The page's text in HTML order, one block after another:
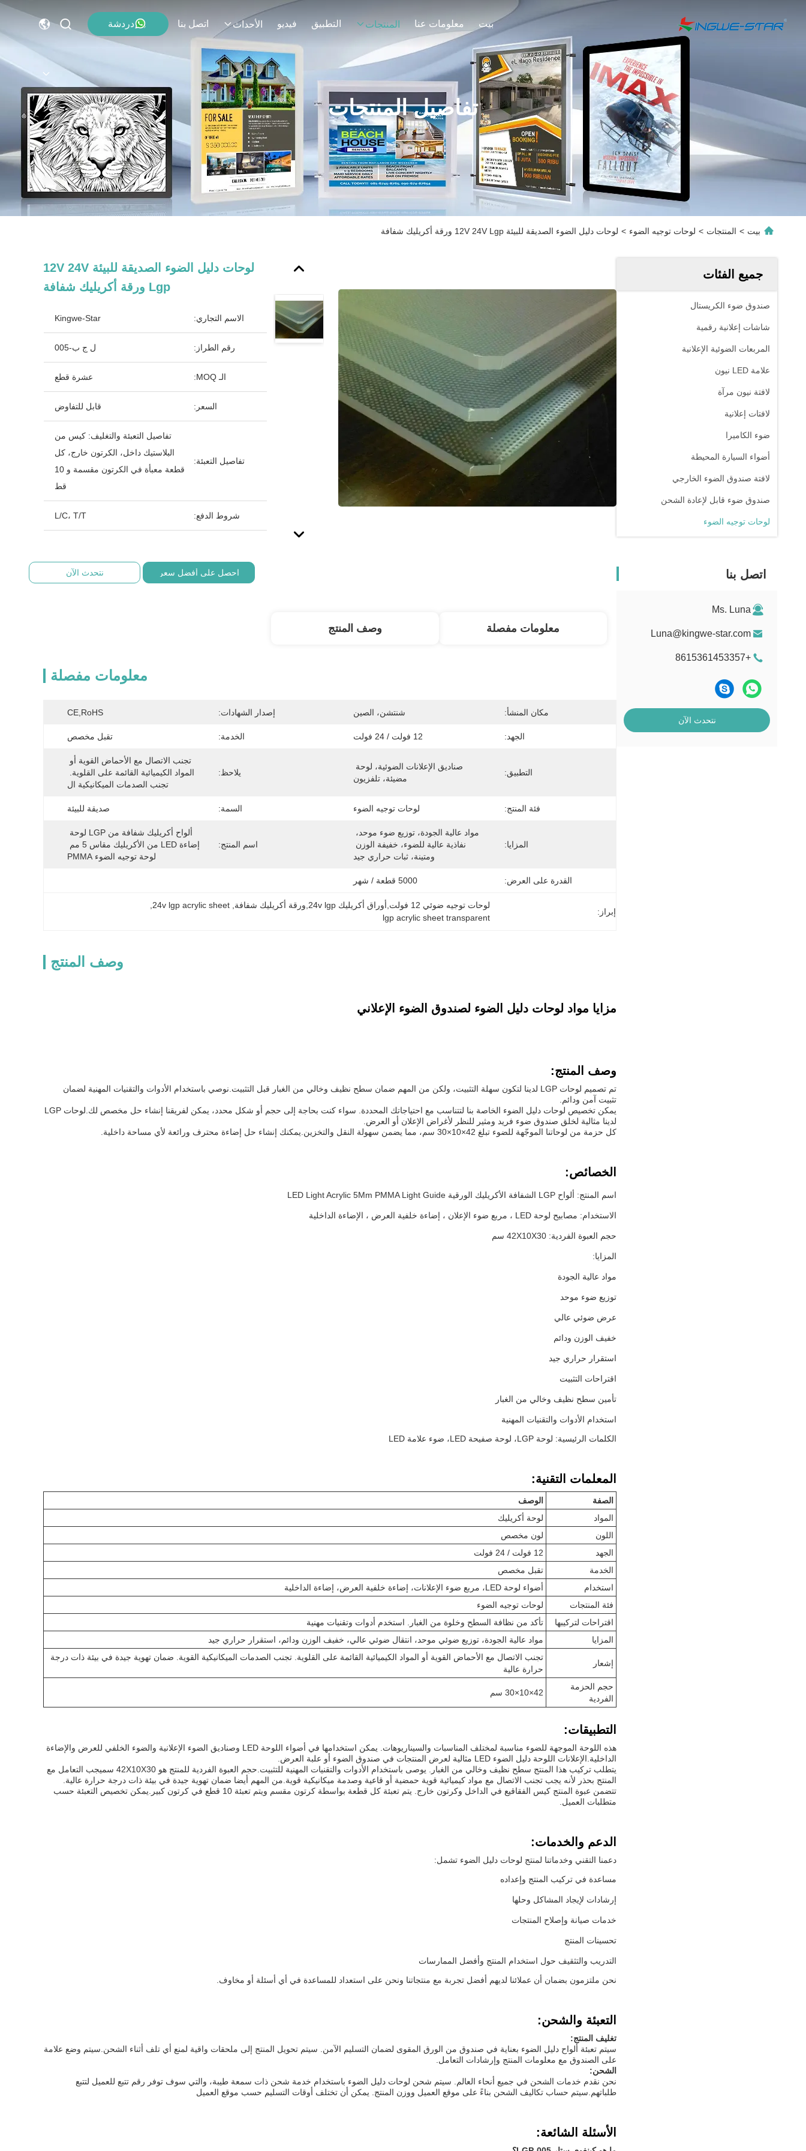
بيت معلومات عنا المنتجات التطبيق فيديو الأحداث اتصل بنا دردشة
تفاصيل المنتجات
بيت > المنتجات > لوحات توجيه الضوء > لوحات دليل الضوء الصديقة للبيئة 12V 24V Lgp ورقة أكريليك شفافة
جميع الفئات
صندوق ضوء الكريستال
شاشات إعلانية رقمية
المربعات الضوئية الإعلانية
علامة LED نيون
لافتة نيون مرآة
لافتات إعلانية
ضوء الكاميرا
أضواء السيارة المحيطة
لافتة صندوق الضوء الخارجي
صندوق ضوء قابل لإعادة الشحن
لوحات توجيه الضوء
اتصل بنا
Ms. Luna
Luna@kingwe-star.com
+8615361453357
نتحدث الآن
لوحات دليل الضوء الصديقة للبيئة 12V 24V
Lgp ورقة أكريليك شفافة
الاسم التجاري: Kingwe-Star
رقم الطراز: ل ج ب-005
الـ MOQ: عشرة قطع
السعر: قابل للتفاوض
تفاصيل التعبئة:
تفاصيل التعبئة والتغليف: كيس من
البلاستيك داخل، الكرتون خارج، كل
قطعة معبأة في الكرتون مقسمة و 10
قط
شروط الدفع: L/C، T/T
احصل على أفضل سعر نتحدث الآن
معلومات مفصلة وصف المنتج
معلومات مفصلة
مكان المنشأ: شنتشن، الصين إصدار الشهادات: CE,RoHS
الجهد: 12 فولت / 24 فولت الخدمة: تقبل مخصص
التطبيق:
مضيئة، تلفزيون
يلاحظ:
تجنب الصدمات الميكانيكية ال
فئة المنتج: لوحات توجيه الضوء السمة: صديقة للبيئة
المزايا:
ومتينة، ثبات حراري جيد
اسم المنتج:
لوحة توجيه الضوء PMMA
القدرة على العرض: 5000 قطعة / شهر
إبراز:
لوحات توجيه ضوئي 12 فولت,أوراق أكريليك 24v lgp,ورقة أكريليك شفافة ,
24v lgp acrylic sheet
lgp acrylic sheet transparent
وصف المنتج
مزايا مواد لوحات دليل الضوء لصندوق الضوء الإعلاني
وصف المنتج:
تم تصميم لوحات LGP لدينا لتكون سهلة التثبيت، ولكن من المهم ضمان سطح نظيف وخالي من الغبار قبل التثبيت.نوصي باستخدام الأدوات والتقنيات المهنية لضمان
تثبيت آمن ودائم.
يمكن تخصيص لوحات دليل الضوء الخاصة بنا لتتناسب مع احتياجاتك المحددة. سواء كنت بحاجة إلى حجم أو شكل محدد، يمكن لفريقنا إنشاء حل مخصص لك.لوحات LGP
لدينا مثالية لخلق صندوق ضوء فريد ومثير للنظر لأغراض الإعلان أو العرض.
كل حزمة من لوحاتنا الموجّهة للضوء تبلغ 42×10×30 سم، مما يضمن سهولة النقل والتخزين.يمكنك إنشاء حل إضاءة محترف ورائعة لأي مساحة داخلية.
الخصائص:
اسم المنتج: ألواح LGP الشفافة الأكريليك الورقية LED Light Acrylic 5Mm PMMA Light Guide
الاستخدام: مصابيح لوحة LED ، مربع ضوء الإعلان ، إضاءة خلفية العرض ، الإضاءة الداخلية
حجم العبوة الفردية: 42X10X30 سم
المزايا:
مواد عالية الجودة
توزيع ضوء موحد
عرض ضوئي عالي
خفيف الوزن ودائم
استقرار حراري جيد
اقتراحات التثبيت
تأمين سطح نظيف وخالي من الغبار
استخدام الأدوات والتقنيات المهنية
الكلمات الرئيسية: لوحة LGP، لوحة صفيحة LED، ضوء علامة LED
المعلمات التقنية:
الصفة
الوصف
المواد
لوحة أكريليك
اللون
لون مخصص
الجهد
12 فولت / 24 فولت
الخدمة
تقبل مخصص
استخدام
أضواء لوحة LED، مربع ضوء الإعلانات، إضاءة خلفية العرض، إضاءة الداخلية
فئة المنتجات
لوحات توجيه الضوء
اقتراحات لتركيبها
تأكد من نظافة السطح وخلوة من الغبار. استخدم أدوات وتقنيات مهنية
المزايا
مواد عالية الجودة، توزيع ضوئي موحد، انتقال ضوئي عالي، خفيف الوزن ودائم، استقرار حراري جيد
إشعار
تجنب الاتصال مع الأحماض القوية أو المواد الكيميائية القائمة على القلوية. تجنب الصدمات الميكانيكية القوية. ضمان تهوية جيدة في بيئة ذات درجة
حرارة عالية
حجم الحزمة
الفردية
42×10×30 سم
التطبيقات:
هذه اللوحة الموجهة للضوء مناسبة لمختلف المناسبات والسيناريوهات. يمكن استخدامها في أضواء اللوحة LED وصناديق الضوء الإعلانية والضوء الخلفي للعرض والإضاءة
الداخلية.الإعلانات اللوحة دليل الضوء LED مثالية لعرض المنتجات في صندوق الضوء أو علبة العرض.
يتطلب تركيب هذا المنتج سطح نظيف وخالي من الغبار. يوصى باستخدام الأدوات والتقنيات المهنية للتثبيت.حجم العبوة الفردية للمنتج هو 42X10X30 سميجب التعامل مع
المنتج بحذر لأنه يجب تجنب الاتصال مع مواد كيميائية قوية حمضية أو قاعية وصدمة ميكانيكية قوية.من المهم أيضا ضمان تهوية جيدة في بيئة ذات درجة حرارة عالية.
تتضمن عبوة المنتج كيس الفقاقيع في الداخل وكرتون خارج. يتم تعبئة كل قطعة بواسطة كرتون مقسم ويتم تعبئة 10 قطع في كرتون كبير.يمكن تخصيص التعبئة حسب
متطلبات العميل.
الدعم والخدمات:
دعمنا التقني وخدماتنا لمنتج لوحات دليل الضوء تشمل:
مساعدة في تركيب المنتج وإعداده
إرشادات لإيجاد المشاكل وحلها
خدمات صيانة وإصلاح المنتجات
تحسينات المنتج
التدريب والتثقيف حول استخدام المنتج وأفضل الممارسات
نحن ملتزمون بضمان أن عملائنا لديهم أفضل تجربة مع منتجاتنا ونحن على استعداد للمساعدة في أي أسئلة أو مخاوف.
التعبئة والشحن:
تغليف المنتج:
سيتم تعبئة ألواح دليل الضوء بعناية في صندوق من الورق المقوى لضمان التسليم الآمن. سيتم تحويل المنتج إلى ملحقات واقية لمنع أي تلف أثناء الشحن.سيتم وضع علامة
على الصندوق مع معلومات المنتج وإرشادات التعامل.
الشحن:
نحن نقدم خدمات الشحن في جميع أنحاء العالم. سيتم شحن لوحات دليل الضوء باستخدام خدمة شحن ذات سمعة طيبة، والتي سوف توفر رقم تتبع للعميل لتتبع
طلباتهم.سيتم حساب تكاليف الشحن بناءً على موقع العميل ووزن المنتج. يمكن أن تختلف أوقات التسليم حسب موقع العميل
الأسئلة الشائعة: